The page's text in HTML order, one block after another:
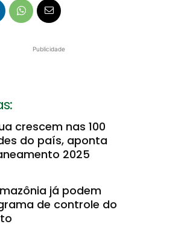
Publicidade
crescem nas 100
do país, aponta
2025
já podem
de controle do